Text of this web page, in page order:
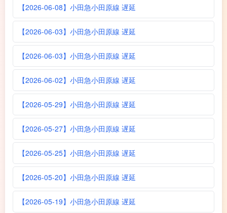
【2026-06-08】小田急小田原線 遅延
【2026-06-03】小田急小田原線 遅延
【2026-06-03】小田急小田原線 遅延
【2026-06-02】小田急小田原線 遅延
【2026-05-29】小田急小田原線 遅延
【2026-05-27】小田急小田原線 遅延
【2026-05-25】小田急小田原線 遅延
【2026-05-20】小田急小田原線 遅延
【2026-05-19】小田急小田原線 遅延